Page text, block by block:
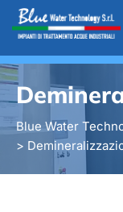
Blue Water
>